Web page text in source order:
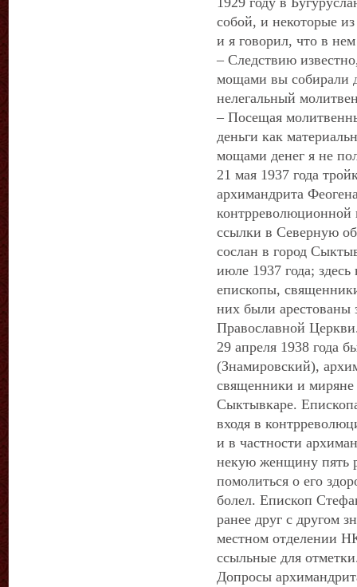
собой, и некоторые
и я говорил, что в
– Следствию
мощами вы собирали
нелегальный
– Посещая
деньги как
мощами денег я не
21 мая 1937 года
архимандрита
контрреволюционной
ссылки в Северную
сослан в город
июле 1937 года;
епископы,
них были арестованы
Православной
29 апреля 1938 года
(Знамировский),
священники и
Сыктывкаре.
входя в
и в частности
некую женщину пять
помолиться о его
болел. Епископ
ранее друг с другом
местном отделении
ссыльные для
Допросы